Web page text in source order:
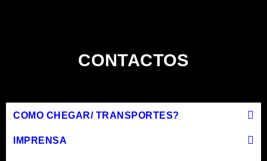
CONTACTOS
COMO CHEGAR/ TRANSPORTES?
IMPRENSA